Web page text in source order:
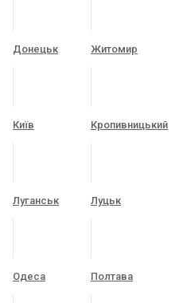
Донецьк Житомир
Київ Кропивницький
Луганськ Луцьк
Одеса Полтава